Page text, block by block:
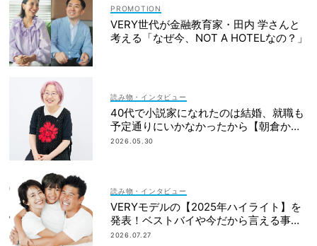
VERY世代が金融教育家・田内 学さんと
考える「なぜ今、NOT A HOTELなの？」
読み物・インタビュー
40代で小説家になれたのは結婚、就職も
予定通りにいかなかったから【朝倉かす
みさん】
2026.05.30
読み物・インタビュー
VERYモデルの【2025年ハイライト】を
発表！ベストバイや今だから言える事件
簿も大公開
2026.07.27